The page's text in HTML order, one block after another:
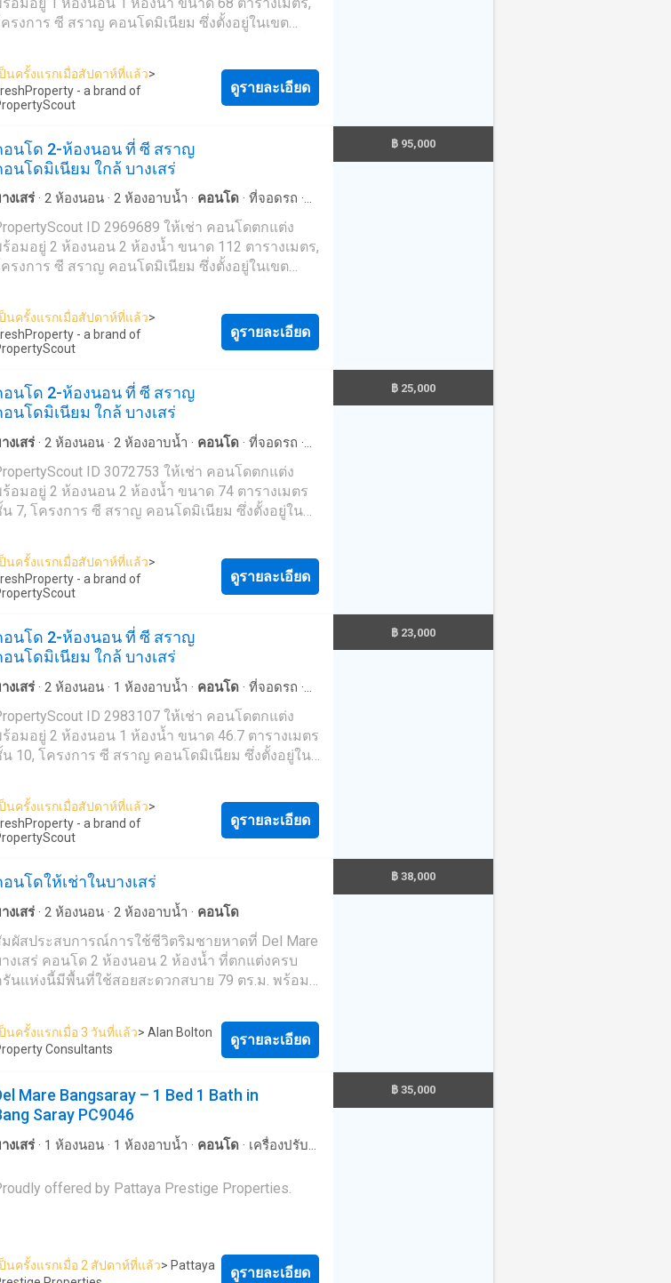
มาะสมที่สุดให้กับคุณในราคาสุดคุ้ม - โดยที่ไม่มีค่า
ายใดๆ --- PropertyScout ---
Facebook:
www.facebook.com/propertyscout.c---- Line:
e Whatsapp: +66 92 663 ---- Email:
รงการ ซี สราญ คอนโดมิเนียม ซึ่งตั้งอยู่ในเขต
ต้องการ พื้นที่ส่วนกลาง: * สร้างเสร็จในปี 2024 * ลาน
ถในร่ม * สระว่ายน้ำ * กล้องวงจรปิด ยังไม่เจอ
ที่ถูกใจใช่หรือไม่ เรามุ่งเน้นไปที่การปล่อยเช่า
กรุงเทพฯ ภูเก็ต พัทยา หัวหิน เกาะสมุย เชียงใหม่ และ
อื่นๆ อีกมากมาย ด้วยบริการจากทีมงานที่เป็นมือ
าชีพ รวดเร็ว และหลากหลายภาษา เราเป็นหนึ่งใน
แทนอสังหาริมทรัพย์ชั้นนำของประเทศไทย และ
มารถช่วยจัดหาที่พักสำหรับเช่า และขายให้กับคุณ
ติดต่อเราเลยวันนี้ เพื่อจัดหาอสังหาริมทรัพย์ที่
มาะสมที่สุดให้กับคุณในราคาสุดคุ้ม - โดยที่ไม่มีค่า
ายใดๆ --- PropertyScout ---
Facebook:
www.facebook.com/propertyscout.c---- Line:
e Whatsapp: +66 92 663 ---- Email:
นครั้งแรกเมื่อสัปดาห์ที่แล้ว>
- a brand of
ดูรายละเอียด
อนโด 2-ห้องนอน ที่ ซี สราญ
นโดมิเนียม ใกล้ บางเสร่
งเสร่ · 2 ห้องนอน · 2 ห้องอาบน้ำ · คอนโด · ที่จอดรถ ·
าหน้าที่อำนวยความสะดวก·สวน · เตาย่าง ยาม
ะว่ายน้ำ
ID 2969689 ให้เช่า คอนโดตกแต่ง
อมอยู่ 2 ห้องนอน 2 ห้องน้ำ ขนาด 112 ตารางเมตร,
รงการ ซี สราญ คอนโดมิเนียม ซึ่งตั้งอยู่ในเขต
ต้องการ พื้นที่ส่วนกลาง: * สร้างเสร็จในปี 2024 * ลาน
ในร่ม * สระว่ายน้ำ * กล้องวงจรปิด ยังไม่เจอ
ที่ถูกใจใช่หรือไม่ เรามุ่งเน้นไปที่การปล่อยเช่า
กรุงเทพฯ ภูเก็ต พัทยา หัวหิน เกาะสมุย เชียงใหม่ และ
อื่นๆ อีกมากมาย ด้วยบริการจากทีมงานที่เป็นมือ
าชีพ รวดเร็ว และหลากหลายภาษา เราเป็นหนึ่งใน
แทนอสังหาริมทรัพย์ชั้นนำของประเทศไทย และ
มารถช่วยจัดหาที่พักสำหรับเช่า และขายให้กับคุณ
ติดต่อเราเลยวันนี้ เพื่อจัดหาอสังหาริมทรัพย์ที่
หมาะสมที่สุดให้กับคุณในราคาสุดคุ้ม - โดยที่ไม่มีค่า
ายใดๆ --- PropertyScout ---
Facebook:
www.facebook.com/propertyscout.c---- Line:
e Whatsapp: +66 92 663 ---- Email:
นครั้งแรกเมื่อสัปดาห์ที่แล้ว>
- a brand of
ดูรายละเอียด
฿ 95,000
อนโด 2-ห้องนอน ที่ ซี สราญ
นโดมิเนียม ใกล้ บางเสร่
งเสร่ · 2 ห้องนอน · 2 ห้องอาบน้ำ · คอนโด · ที่จอดรถ ·
าหน้าที่อำนวยความสะดวก·สวน · เตาย่าง ยาม
ะว่ายน้ำ
ID 3072753 ให้เช่า คอนโดตกแต่ง
อมอยู่ 2 ห้องนอน 2 ห้องน้ำ ขนาด 74 ตารางเมตร
7, โครงการ ซี สราญ คอนโดมิเนียม ซึ่งตั้งอยู่ใน
ต้องการ พื้นที่ส่วนกลาง: * สร้างเสร็จในปี 2024 * ลาน
ในร่ม * สระว่ายน้ำ * กล้องวงจรปิด ยังไม่เจอ
ที่ถูกใจใช่หรือไม่ เรามุ่งเน้นไปที่การปล่อยเช่า
กรุงเทพฯ ภูเก็ต พัทยา หัวหิน เกาะสมุย เชียงใหม่ และ
อื่นๆ อีกมากมาย ด้วยบริการจากทีมงานที่เป็นมือ
าชีพ รวดเร็ว และหลากหลายภาษา เราเป็นหนึ่งใน
แทนอสังหาริมทรัพย์ชั้นนำของประเทศไทย และ
มารถช่วยจัดหาที่พักสำหรับเช่า และขายให้กับคุณ
ติดต่อเราเลยวันนี้ เพื่อจัดหาอสังหาริมทรัพย์ที่
หมาะสมที่สุดให้กับคุณในราคาสุดคุ้ม - โดยที่ไม่มีค่า
ายใดๆ --- PropertyScout ---
Facebook:
www.facebook.com/propertyscout.c---- Line:
e Whatsapp: +66 92 663 ---- Email:
นครั้งแรกเมื่อสัปดาห์ที่แล้ว>
- a brand of
ดูรายละเอียด
฿ 25,000
อนโด 2-ห้องนอน ที่ ซี สราญ
นโดมิเนียม ใกล้ บางเสร่
งเสร่ · 2 ห้องนอน · 1 ห้องอาบน้ำ · คอนโด · ที่จอดรถ ·
าหน้าที่อำนวยความสะดวก·สวน · เตาย่าง ยาม
ะว่ายน้ำ
ID 2983107 ให้เช่า คอนโดตกแต่ง
อมอยู่ 2 ห้องนอน 1 ห้องน้ำ ขนาด 46.7 ตารางเมตร
10, โครงการ ซี สราญ คอนโดมิเนียม ซึ่งตั้งอยู่ใน
ต้องการ พื้นที่ส่วนกลาง: * สร้างเสร็จในปี 2024 * ลาน
ในร่ม * สระว่ายน้ำ * กล้องวงจรปิด ยังไม่เจอ
ที่ถูกใจใช่หรือไม่ เรามุ่งเน้นไปที่การปล่อยเช่า
กรุงเทพฯ ภูเก็ต พัทยา หัวหิน เกาะสมุย เชียงใหม่ และ
อื่นๆ อีกมากมาย ด้วยบริการจากทีมงานที่เป็นมือ
ชีพ รวดเร็ว และหลากหลายภาษา เราเป็นหนึ่งใน
วแทนอสังหาริมทรัพย์ชั้นนำของประเทศไทย และ
มารถช่วยจัดหาที่พักสำหรับเช่า และขายให้กับคุณ
ด้ ติดต่อเราเลยวันนี้ เพื่อจัดหาอสังหาริมทรัพย์ที่
หมาะสมที่สุดให้กับคุณในราคาสุดคุ้ม - โดยที่ไม่มีค่า
propertyscout.co.t---- Mobile phone: +66 24
Facebook:
e Whatsapp: +66 92 663 ---- Email:
@propertyscout.co.th
นครั้งแรกเมื่อสัปดาห์ที่แล้ว>
- a brand of
ดูรายละเอียด
฿ 23,000
นโดให้เช่าในบางเสร่
งเสร่ · 2 ห้องนอน · 2 ห้องอาบน้ำ · คอนโด
ผัสประสบการณ์การใช้ชีวิตริมชายหาดที่ Del Mare
งเสร่ คอนโด 2 ห้องนอน 2 ห้องน้ำ ที่ตกแต่งครบ
นแห่งนี้มีพื้นที่ใช้สอยสะดวกสบาย 79 ตร.ม. พร้อม
Mare มีสิ่งอำนวยความสะดวกส่วนกลางที่ยอดเยี่ยม
วมถึงสระว่ายน้ำ ศูนย์ออกกำลังกาย และสวนสวย
ลิดเพลินกับความสะดวกสบายของระบบรักษาความ
าถึงชายหาดโดยตรง ทำให้ทุกวันรู้สึกเหมือนวันหยุด
ผ่อน
นครั้งแรกเมื่อ 3 วันที่แล้ว> Alan Bolton
Consultants
ดูรายละเอียด
฿ 38,000
Mare Bangsaray – 1 Bed 1 Bath in
Saray PC9046
งเสร่ · 1 ห้องนอน · 1 ห้องอาบน้ำ · คอนโด · เครื่องปรับ
าที่อำนวยความสะดวก·สวน·จากุซซี่ ·ซาวน่า·สระ
offered by Pattaya Prestige Properties.
สไตล์ทรอปิคอลทันสมัยเข้ากับธรรมชาติและชายหาด
รูหราในบางเสร่ สิ่งอำนวยความสะดวกที่โดดเด่นที่
นครั้งแรกเมื่อ 2 สัปดาห์ที่แล้ว> Pattaya
ดูรายละเอียด
฿ 35,000